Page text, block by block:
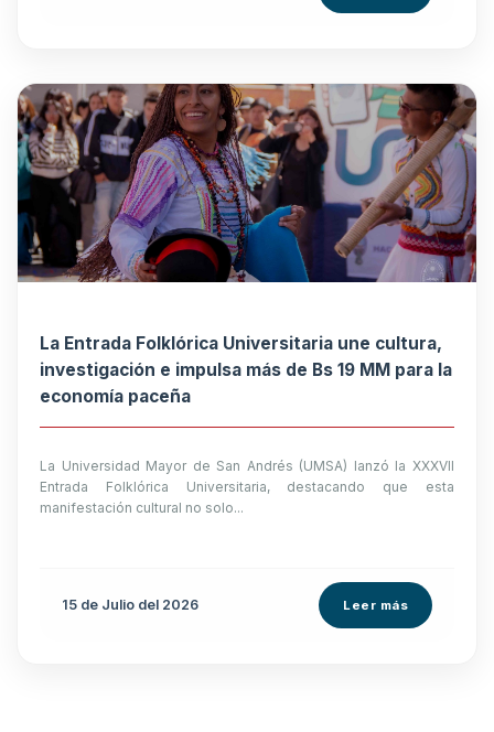
La Entrada Folklórica Universitaria une cultura,
investigación e impulsa más de Bs 19 MM para la
economía paceña
La Universidad Mayor de San Andrés (UMSA) lanzó la XXXVII
Entrada Folklórica Universitaria, destacando que esta
manifestación cultural no solo...
15 de Julio del 2026 Leer más